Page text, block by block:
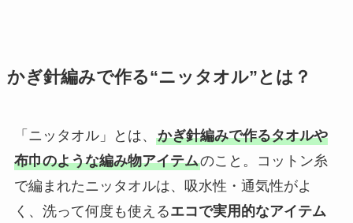
かぎ針編みで作る“ニッタオル”とは？
「ニッタオル」とは、 かぎ針編みで作るタオルや
布巾のような編み物アイテムのこと。コットン糸
で編まれたニッタオルは、吸水性・通気性がよ
く、洗って何度も使えるエコで実用的なアイテム